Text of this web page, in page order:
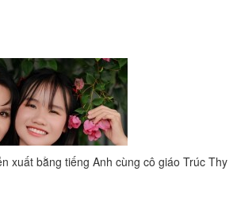
xuất bằng tiếng Anh cùng cô giáo Trúc Thy